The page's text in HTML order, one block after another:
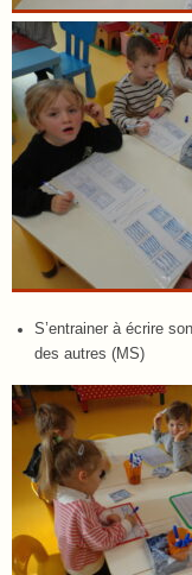
S’entrainer à écrire
des autres (MS)